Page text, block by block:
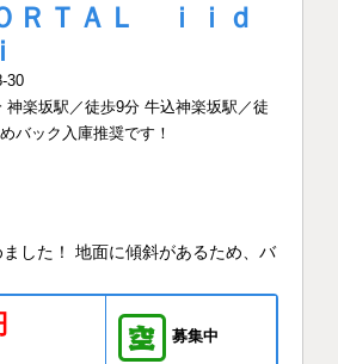
ＲＴＡＬ ｉｉｄ
30
神楽坂駅／徒歩9分 牛込神楽坂駅／徒
バック入庫推奨です！
した！ 地面に傾斜があるため、バ
募集中